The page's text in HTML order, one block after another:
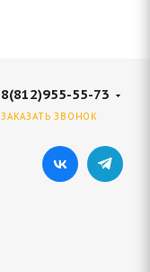
8(812)955-55-73
ЗАКАЗАТЬ ЗВОНОК